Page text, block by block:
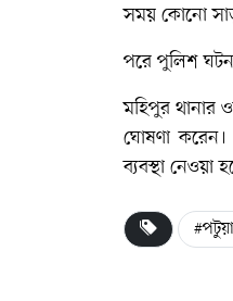
সময় কোনো
পরে পুলিশ
মহিপুর থানার
ঘোষণা করেন।
ব্যবস্থা নেওয়া